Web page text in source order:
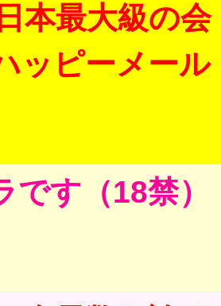
本最大級の会
ッピーメール
す（18禁）